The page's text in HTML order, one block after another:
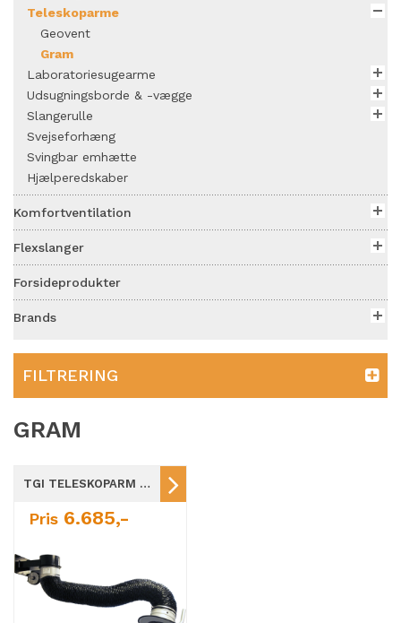
Teleskoparme
Geovent
Gram
Laboratoriesugearme
Udsugningsborde & -vægge
Slangerulle
Svejseforhæng
Svingbar emhætte
Hjælperedskaber
Komfortventilation
Flexslanger
Forsideprodukter
Brands
FILTRERING
GRAM
TGI TELESKOPARM / 2-7M / Ø160
Pris 6.685,-